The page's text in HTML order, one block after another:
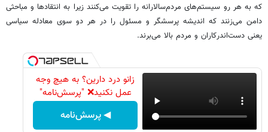
که به هر رو سیستم‌های مردم‌سالارانه را تقویت می‌کنند زیرا به انتقادها و مباحثی
دامن می‌زنند که اندیشه پرسشگر و مسئول را در هر دو سوی معادله سیاسی
یعنی دست‌اندرکاران و مردم بالا می‌برند.
زانو درد دارین؟ به هیچ وجه
عمل نکنید❌ "پرسش‌نامه"
◀ پرسش‌نامه